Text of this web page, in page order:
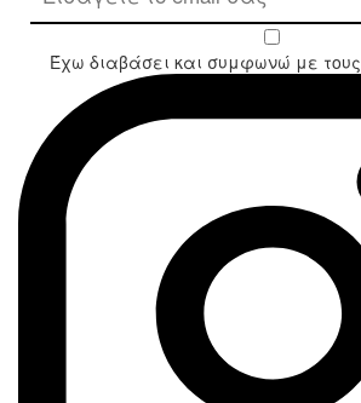
Έχω διαβάσει και συμφωνώ με τους